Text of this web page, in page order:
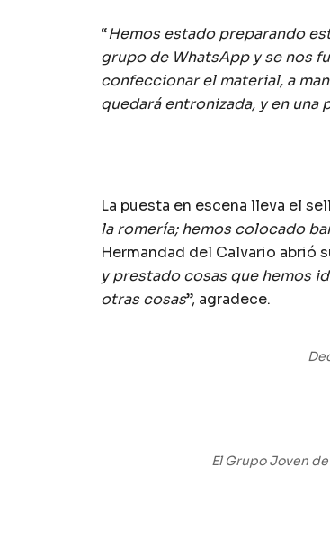
“Hemos estado preparando
grupo de WhatsApp y se nos
confeccionar el material, a
quedará entronizada, y en una
La puesta en escena lleva el
la romería; hemos colocado
Hermandad del Calvario abrió
y prestado cosas que hemos
otras cosas”, agradece.
El Grupo Joven